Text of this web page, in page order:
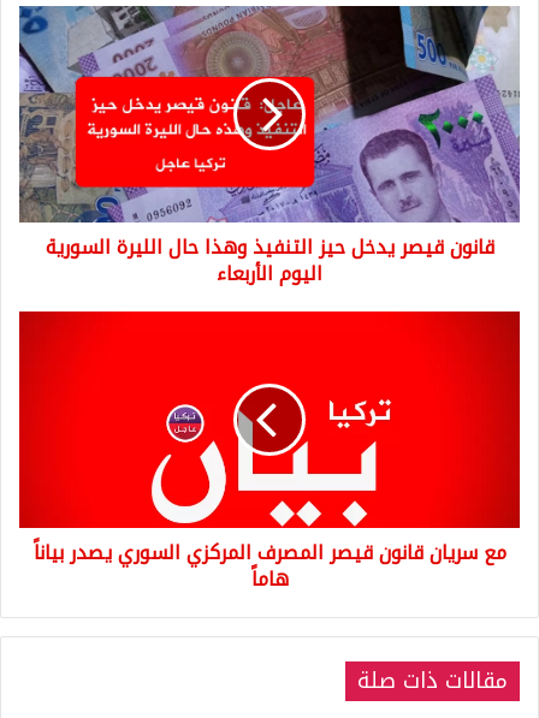
قانون
قيصر
يدخل
حيز
التنفيذ
وهذا
حال
الليرة
السورية
اليومقانون قيصر يدخل حيز التنفيذ وهذا حال الليرة السورية
اليوم الأربعاء
بياناً
هاماً
مع سريان قانون قيصر المصرف المركزي السوري يصدر بياناً
هاماً
مقالات ذات صلة